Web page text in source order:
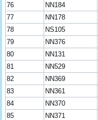
76
NN184
77
NN178
78
NS105
79
NN376
80
NN131
81
NN529
82
NN369
83
NN361
84
NN370
85
NN371